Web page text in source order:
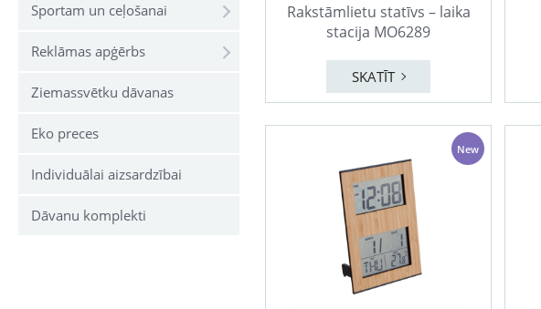
Sportam un ceļošanai
Reklāmas apģērbs
Ziemassvētku dāvanas
Eko preces
Individuālai aizsardzībai
Dāvanu komplekti
Rakstāmlietu statīvs – laika
stacija MO6289
SKATĪT
New